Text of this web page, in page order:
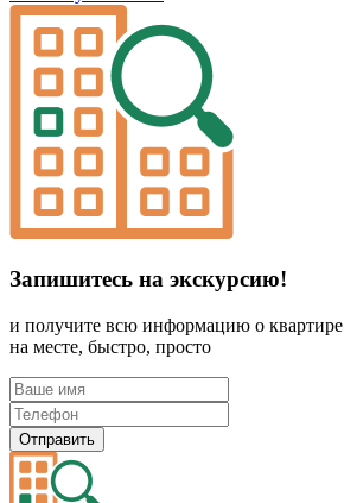
Запишитесь на экскурсию!
и получите всю информацию о квартире
на месте, быстро, просто
Отправить